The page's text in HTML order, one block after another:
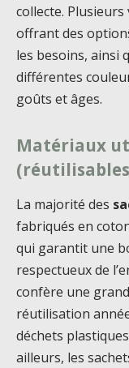
collecte.
offrant des
les besoins, ainsi
différentes
goûts et âges.
Matériaux
La majorité des
fabriqués en
qui garantit une
respectueux de
confère une
réutilisation
déchets
ailleurs, les